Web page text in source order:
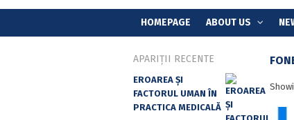
HOMEPAGE ABOUT US
APARIȚII RECENTE
EROAREA ȘI
FACTORUL UMAN ÎN
PRACTICA MEDICALĂ